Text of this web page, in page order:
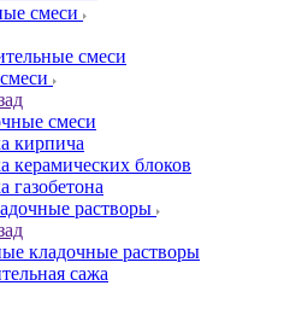
смеси
смеси
смеси
кирпича
керамических блоков
газобетона
растворы
кладочные растворы
сажа